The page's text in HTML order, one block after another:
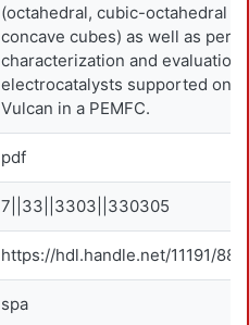
(octahedral, cubic-octahedral
concave cubes) as well as
characterization and evaluation
electrocatalysts supported on
Vulcan in a PEMFC.
pdf
7||33||3303||330305
https://hdl.handle.net/11191/
spa